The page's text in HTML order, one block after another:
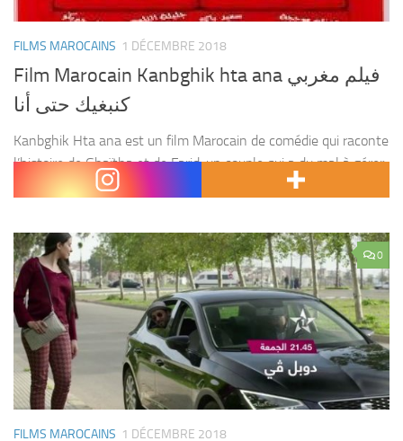
FILMS MAROCAINS 1 DÉCEMBRE 2018
Film Marocain Kanbghik hta ana فيلم مغربي
كنبغيك حتى أنا
Kanbghik Hta ana est un film Marocain de comédie qui raconte
l’histoire de Ghaïtha et de Farid, un couple qui a du mal à gérer
leur vie , ils se battent constamment. très heureux...
0
FILMS MAROCAINS 1 DÉCEMBRE 2018